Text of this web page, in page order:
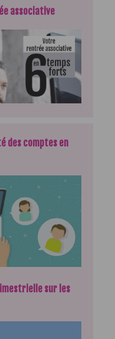
associative
des comptes en
sur les